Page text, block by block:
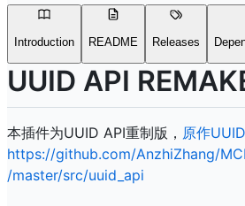
Introduction README Releases
UUID API
本插件为UUID API重制版， 原作
https://github.com/AnzhiZhang/
/master/src/uuid_api